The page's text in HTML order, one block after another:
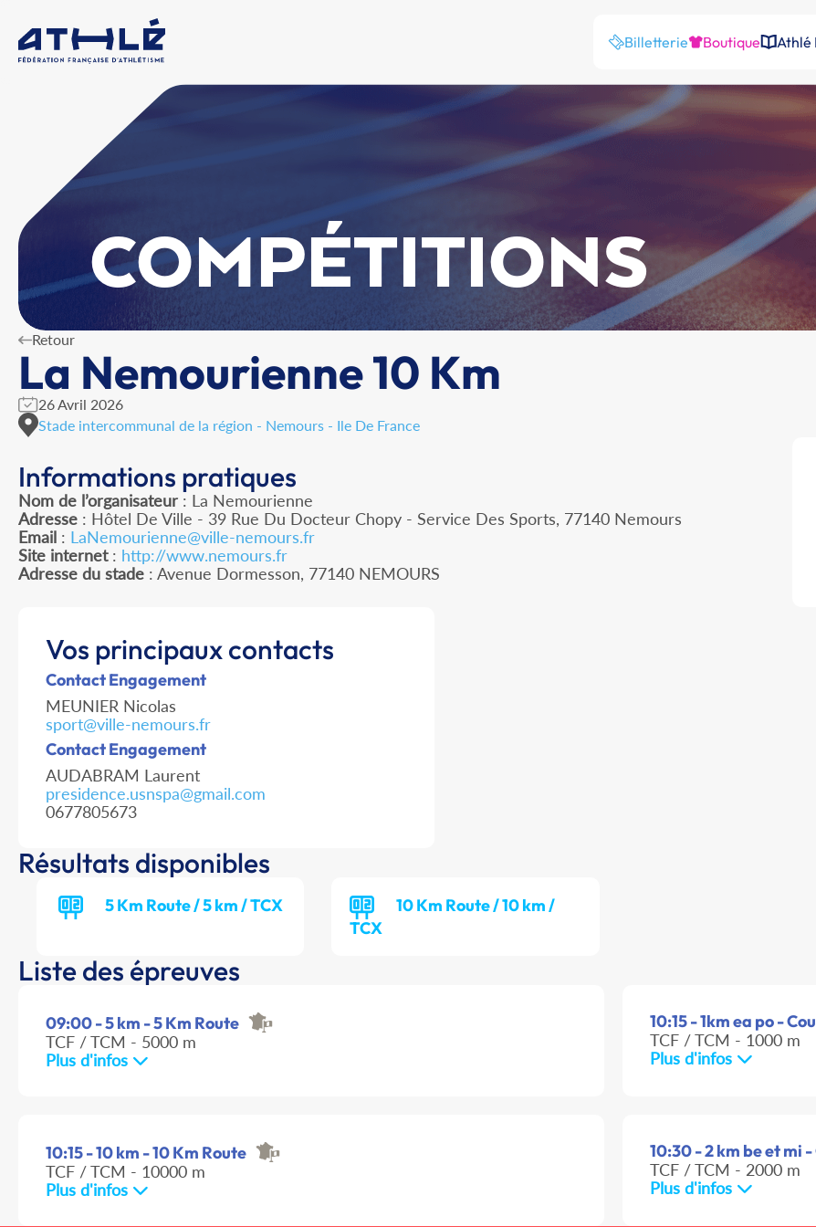
Billetterie Boutique Athlé
COMPÉTITIONS
Retour
La Nemourienne 10 Km
26 Avril 2026
Stade intercommunal de la région - Nemours - Ile De France
Informations pratiques
Nom de l’organisateur : La Nemourienne
Adresse : Hôtel De Ville - 39 Rue Du Docteur Chopy - Service Des Sports, 77140 Nemours
Email : LaNemourienne@ville-nemours.fr
Site internet: http://www.nemours.fr
Adresse du stade : Avenue Dormesson, 77140 NEMOURS
Vos principaux contacts
Contact Engagement
MEUNIER Nicolas
sport@ville-nemours.fr
Contact Engagement
AUDABRAM Laurent
presidence.usnspa@gmail.com
0677805673
Résultats disponibles
5 Km Route / 5 km / TCX
10 Km Route / 10 km /
TCX
Liste des épreuves
09:00 - 5 km - 5 Km Route
TCF / TCM - 5000 m
Plus d'infos
10:15 - 1km ea po -
TCF / TCM - 1000 m
Plus d'infos
10:15 - 10 km - 10 Km Route
TCF / TCM - 10000 m
Plus d'infos
10:30 - 2 km be et mi
TCF / TCM - 2000 m
Plus d'infos